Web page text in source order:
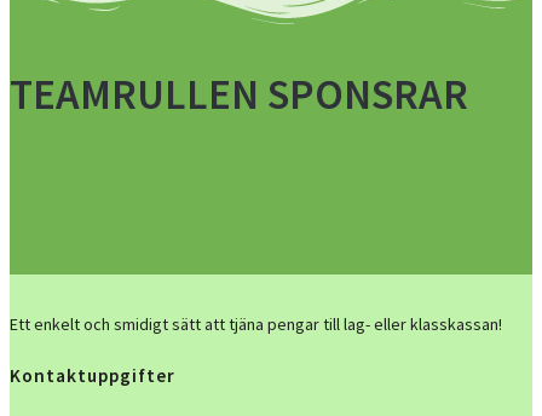
TEAMRULLEN SPONSRAR
Ett enkelt och smidigt sätt att tjäna pengar till lag- eller klasskassan!
Kontaktuppgifter